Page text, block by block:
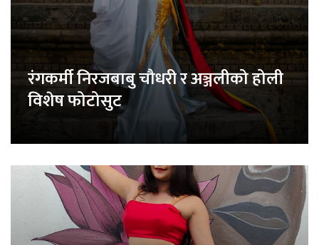
रंगकर्मी निरजबाबु चौधरी र अञ्जलीको होली
विशेष फोटोसुट